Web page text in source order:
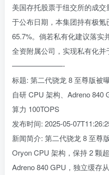
美国存托股票于纽交所的成交
于公布日期，本集团持有极
65.7%。倘若私有化建议落实
全资附属公司，实现私有化并
———————-
标题: 第二代骁龙 8 至尊版被
自研 CPU 架构、Adreno 840
算力 100TOPS
发布时间: 2025-05-
新闻简介: 第二代骁龙 8 至尊
Oryon CPU 架构，保持 2 颗
Adreno 840 GPU，独立缓存